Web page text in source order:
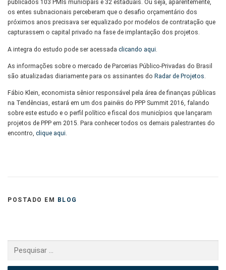
publicados 103 PMIs municipais e 32 estaduais. Ou seja, aparentemente,
os entes subnacionais perceberam que o desafio orçamentário dos
próximos anos precisava ser equalizado por modelos de contratação que
capturassem o capital privado na fase de implantação dos projetos.
A integra do estudo pode ser acessada clicando aqui
As informações sobre o mercado de Parcerias Público-Privadas do Brasil
são atualizadas diariamente para os assinantes do Radar de Projetos
Fábio Klein, economista sênior responsável pela área de finanças públicas
na Tendências, estará em um dos painéis do PPP Summit 2016, falando
sobre este estudo e o perfil político e fiscal dos municípios que lançaram
projetos de PPP em 2015. Para conhecer todos os demais palestrantes do
encontro, clique aqui
POSTADO EM BLOG
por: